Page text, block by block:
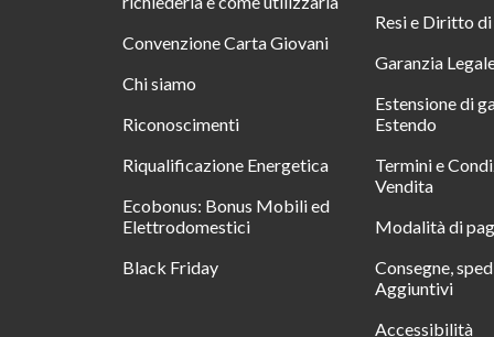
Convenzione Carta Giovani
Chi siamo
Riconoscimenti
Riqualificazione Energetica
Ecobonus: Bonus Mobili ed
Elettrodomestici
Black Friday
Resi e Diritto di
Garanzia
Estensione di
Estendo
Termini e
Vendita
Modalità di
Consegne,
Aggiuntivi
Accessibilità